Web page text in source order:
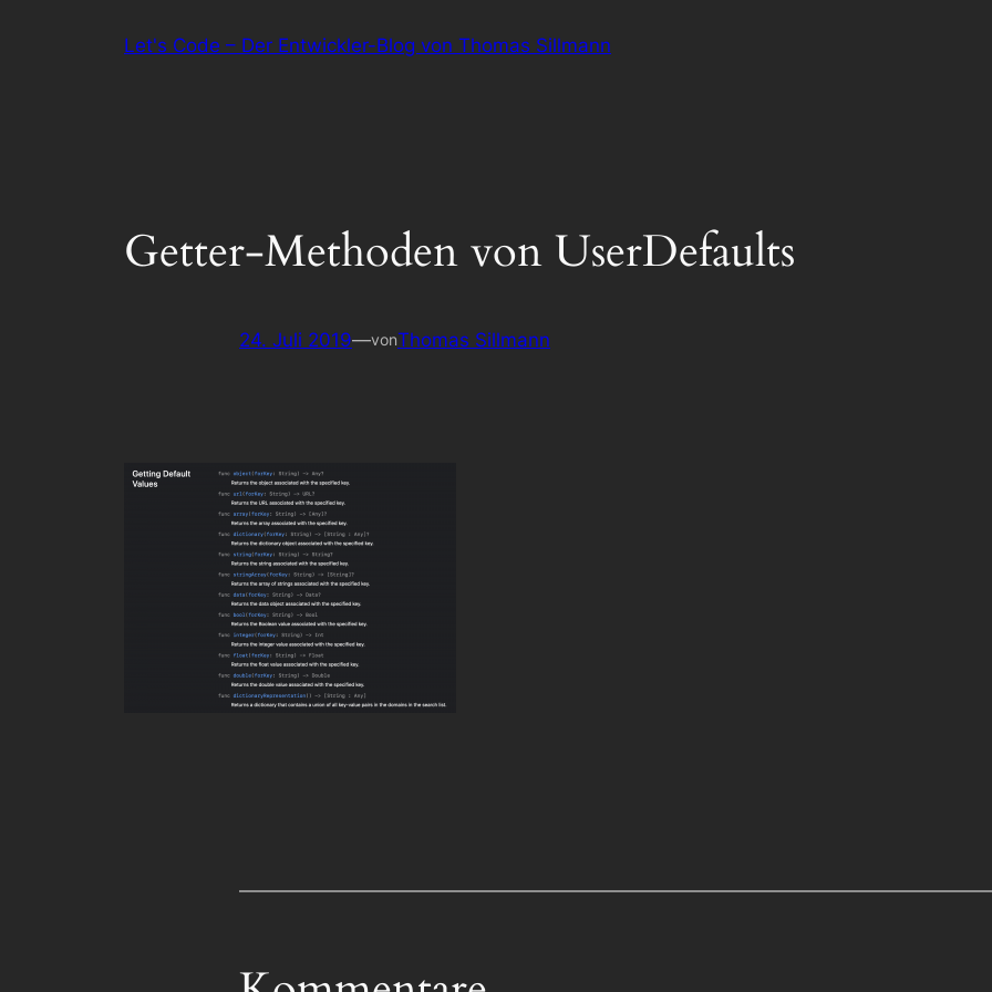
Let's Code – Der Entwickler-Blog von Thomas Sillmann
Getter-Methoden von UserDefaults
24. Juli 2019—vonThomas Sillmann